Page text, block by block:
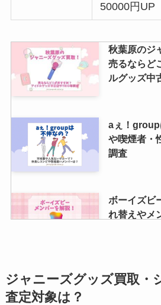
50000円UP
秋葉原のジ
売るならど
ルグッズ中
aぇ！group
や喫煙者・
調査
ボーイズビ
れ替えやメ
HiHi Jetsの
あった？メ
ジャニーズグッズ買取・
査定対象は？